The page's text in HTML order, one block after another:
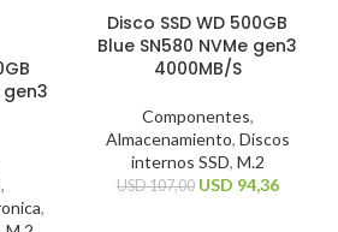
gen3
,
,
Disco SSD WD 500GB
Blue SN580 NVMe gen3
4000MB/S
Componentes,
Almacenamiento, Discos
internos SSD, M.2
USD107,00 USD 94,36